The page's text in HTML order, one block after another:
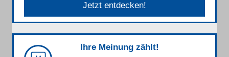
Jetzt entdecken!
Ihre Meinung zählt!